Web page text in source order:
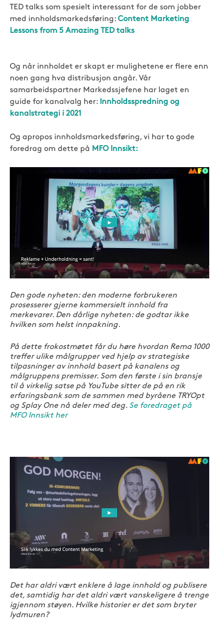
TED talks som spesielt interessant for de som jobber
med innholdsmarkedsføring: Content Marketing
Lessons from 5 Amazing TED talks
Og når innholdet er skapt er mulighetene er flere enn
noen gang hva distribusjon angår. Vår
samarbeidspartner Markedssjefene har laget en
guide for kanalvalg her: Innholdsspredning og
kanalstrategi i 2021
Og apropos innholdsmarkedsføring, vi har to gode
foredrag om dette på MFO Innsikt:
Den gode nyheten: den moderne forbrukeren
prosesserer gjerne kommersielt innhold fra
merkevarer. Den dårlige nyheten: de godtar ikke
hvilken som helst innpakning.
På dette frokostmøtet får du høre hvordan Rema 1000
treffer ulike målgrupper ved hjelp av strategiske
tilpasninger av innhold basert på kanalens og
målgruppens premisser. Som den første i sin bransje
til å virkelig satse på YouTube sitter de på en rik
erfaringsbank som de sammen med byråene TRYOpt
og Splay One nå deler med deg. Se foredraget på
MFO Innsikt her
Det har aldri vært enklere å lage innhold og publisere
det, samtidig har det aldri vært vanskeligere å trenge
igjennom støyen. Hvilke historier er det som bryter
lydmuren?